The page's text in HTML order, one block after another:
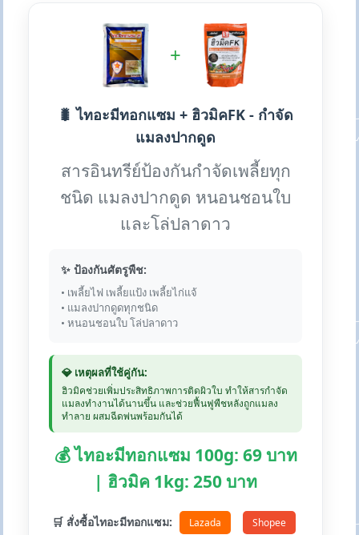
+
🐛 ไทอะมีทอกแซม + ฮิวมิคFK - กำจัด
แมลงปากดูด
สารอินทรีย์ป้องกันกำจัดเพลี้ยทุก
ชนิด แมลงปากดูด หนอนชอนใบ
และโล่ปลาดาว
✨ ป้องกันศัตรูพืช:
• เพลี้ยไฟ เพลี้ยแป้ง เพลี้ยไก่แจ้
• แมลงปากดูดทุกชนิด
• หนอนชอนใบ โล่ปลาดาว
💎 เหตุผลที่ใช้คู่กัน:
ฮิวมิคช่วยเพิ่มประสิทธิภาพการติดผิวใบ ทำให้สารกำจัด
แมลงทำงานได้นานขึ้น และช่วยฟื้นฟูพืชหลังถูกแมลง
ทำลาย ผสมฉีดพ่นพร้อมกันได้
💰 ไทอะมีทอกแซม 100g: 69 บาท
| ฮิวมิค 1kg: 250 บาท
🛒 สั่งซื้อไทอะมีทอกแซม: Lazada Shopee